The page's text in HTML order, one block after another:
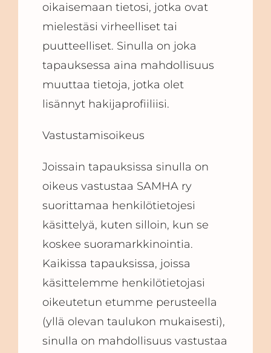
oikaisemaan tietosi, jotka ovat
mielestäsi virheelliset tai
puutteelliset. Sinulla on joka
tapauksessa aina mahdollisuus
muuttaa tietoja, jotka olet
lisännyt hakijaprofiiliisi.
Vastustamisoikeus
Joissain tapauksissa sinulla on
oikeus vastustaa SAMHA ry
suorittamaa henkilötietojesi
käsittelyä, kuten silloin, kun se
koskee suoramarkkinointia.
Kaikissa tapauksissa, joissa
käsittelemme henkilötietojasi
oikeutetun etumme perusteella
(yllä olevan taulukon mukaisesti),
sinulla on mahdollisuus vastustaa